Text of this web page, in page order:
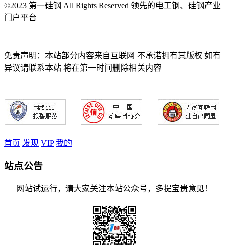
©2023 第一硅钢 All Rights Reserved 领先的电工钢、硅钢产业
门户平台
免责声明：本站部分内容来自互联网 不承诺拥有其版权 如有
异议请联系本站 将在第一时间删除相关内容
首页 发现 VIP 我的
站点公告
网站试运行，请大家关注本站公众号，多提宝贵意见！